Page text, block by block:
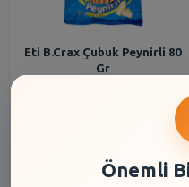
Eti B.Crax Çubuk Peynirli 80
Gr
Önemli